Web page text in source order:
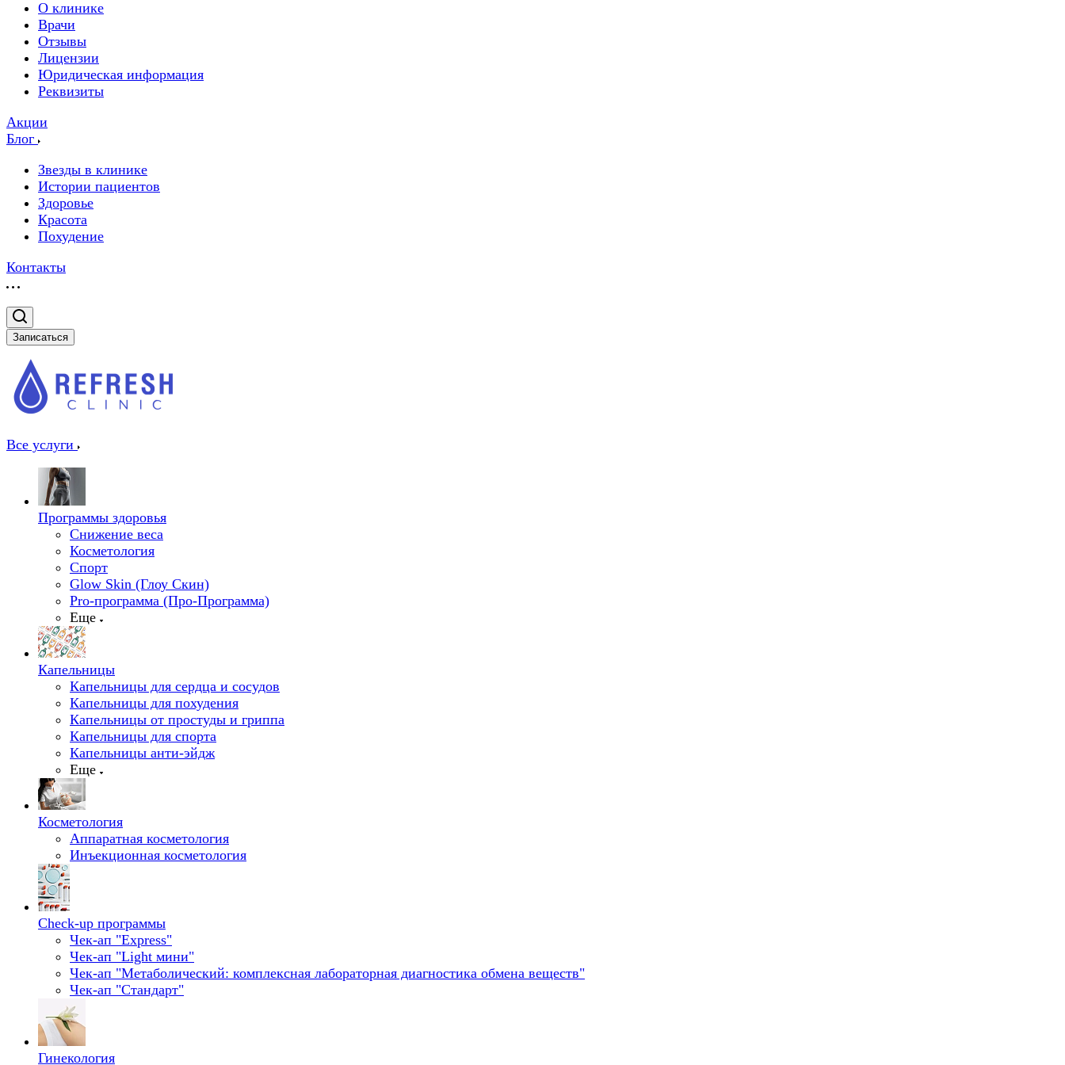
О клинике
Врачи
Отзывы
Лицензии
Юридическая информация
Реквизиты
Акции
Блог
Звезды в клинике
Истории пациентов
Здоровье
Красота
Похудение
Контакты
Записаться
Все услуги
Программы здоровья
Снижение веса
Косметология
Спорт
Glow Skin (Глоу Скин)
Pro-программа (Про-Программа)
Еще
Капельницы
Капельницы для сердца и сосудов
Капельницы для похудения
Капельницы от простуды и гриппа
Капельницы для спорта
Капельницы анти-эйдж
Еще
Косметология
Аппаратная косметология
Инъекционная косметология
Check-up программы
Чек-ап "Express"
Чек-ап "Light мини"
Чек-ап "Метаболический: комплексная лабораторная диагностика обмена веществ"
Чек-ап "Стандарт"
Гинекология